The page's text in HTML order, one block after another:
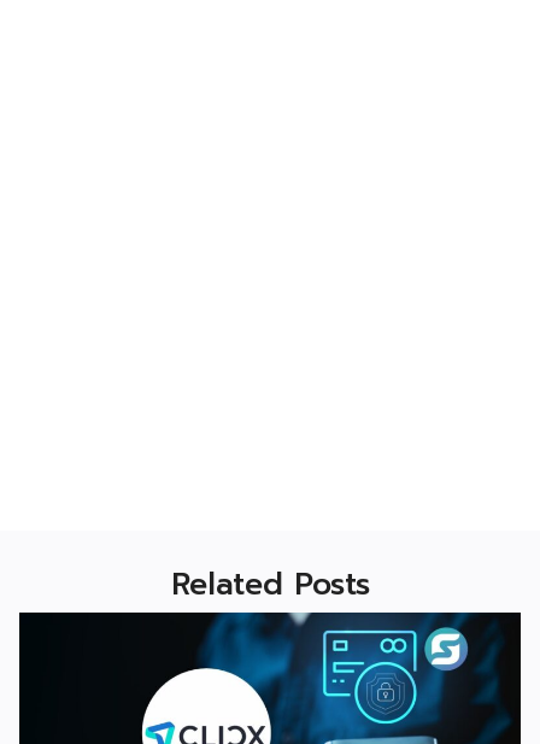
Related Posts